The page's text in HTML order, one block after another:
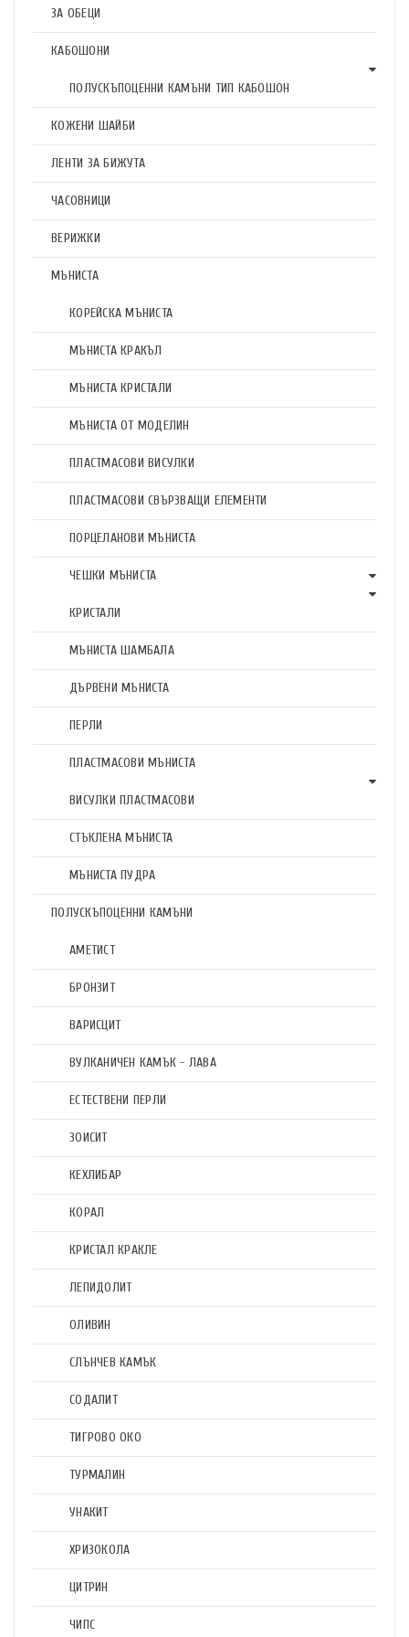
ЗА ОБЕЦИ
КАБОШОНИ
ПОЛУСКЪПОЦЕННИ КАМЪНИ ТИП КАБОШОН
КОЖЕНИ ШАЙБИ
ЛЕНТИ ЗА БИЖУТА
ЧАСОВНИЦИ
ВЕРИЖКИ
МЪНИСТА
КОРЕЙСКА МЪНИСТА
МЪНИСТА КРАКЪЛ
МЪНИСТА КРИСТАЛИ
МЪНИСТА ОТ МОДЕЛИН
ПЛАСТМАСОВИ ВИСУЛКИ
ПЛАСТМАСОВИ СВЪРЗВАЩИ ЕЛЕМЕНТИ
ПОРЦЕЛАНОВИ МЪНИСТА
ЧЕШКИ МЪНИСТА
КРИСТАЛИ
МЪНИСТА ШАМБАЛА
ДЪРВЕНИ МЪНИСТА
ПЕРЛИ
ПЛАСТМАСОВИ МЪНИСТА
ВИСУЛКИ ПЛАСТМАСОВИ
СТЪКЛЕНА МЪНИСТА
МЪНИСТА ПУДРА
ПОЛУСКЪПОЦЕННИ КАМЪНИ
АМЕТИСТ
БРОНЗИТ
ВАРИСЦИТ
ВУЛКАНИЧЕН КАМЪК - ЛАВА
ЕСТЕСТВЕНИ ПЕРЛИ
ЗОИСИТ
КЕХЛИБАР
КОРАЛ
КРИСТАЛ КРАКЛЕ
ЛЕПИДОЛИТ
ОЛИВИН
СЛЪНЧЕВ КАМЪК
СОДАЛИТ
ТИГРОВО ОКО
ТУРМАЛИН
УНАКИТ
ХРИЗОКОЛА
ЦИТРИН
ЧИПС